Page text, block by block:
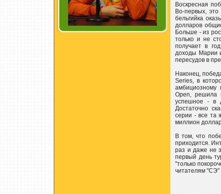
Воскресная
Во-первых,
бельгийка
долларов
Больше - из
только и не
получает в
доходы Марии
пересудов в
Наконец,
Series, в
амбициозному
Open, решила
успешное - в
Достаточно
серии - все та
миллион
В том, что
приходится.
раз и даже не
первый день
"только
читателям "СЭ"